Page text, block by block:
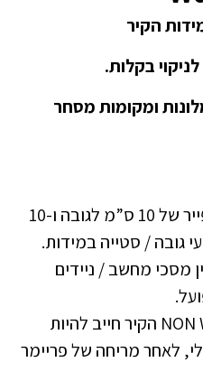
הקיר
בקלות.
ומקומות מסחר
יש להוסיף בהזמנה ספייר של 10 ס”מ לגובה ו-10
גובה / סטייה במידות.
מסכי מחשב / ניידים
בהזמנת טפט NON WOVEN הקיר חייב להיות
לאחר מריחה של פריימר